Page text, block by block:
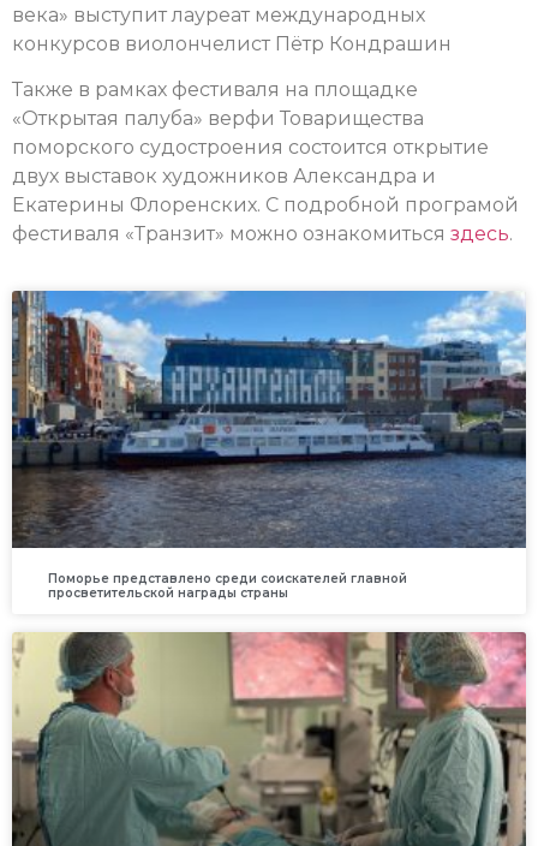
века» выступит лауреат международных
конкурсов виолончелист Пётр Кондрашин
Также в рамках фестиваля на площадке
«Открытая палуба» верфи Товарищества
поморского судостроения состоится открытие
двух выставок художников Александра и
Екатерины Флоренских. С подробной програмой
фестиваля «Транзит» можно ознакомиться здесь.
Поморье представлено среди соискателей главной
просветительской награды страны